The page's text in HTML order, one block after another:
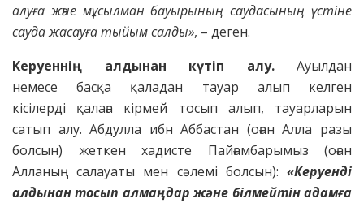
алуға және мұсылман бауырының саудасының үстіне
сауда жасауға тыйым салды», – деген.
Керуеннің алдынан күтіп алу.Ауылдан
немесе басқа қаладан тауар алып келген
кісілерді қалаға кірмей тосып алып, тауарларын
сатып алу. Абдулла ибн Аббастан (оған Алла разы
болсын) жеткен хадисте Пайғамбарымыз (оған
Алланың салауаты мен сәлемі болсын): «Керуенді
алдынантосып алмаңдар және білмейтін адамға